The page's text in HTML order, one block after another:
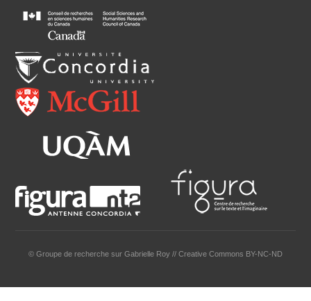
© Groupe de recherche sur Gabrielle Roy // Creative Commons BY-NC-ND